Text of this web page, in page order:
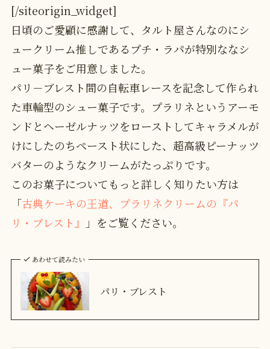
[/siteorigin_widget]
日頃のご愛顧に感謝して、タルト屋さんなのにシ
ュークリーム推しであるプチ・ラパが特別ななシ
ュー菓子をご用意しました。
パリ－ブレスト間の自転車レースを記念して作られ
た車輪型のシュー菓子です。プラリネというアーモ
ンドとヘーゼルナッツをローストしてキャラメルが
けにしたのちペースト状にした、超高級ピーナッツ
バターのようなクリームがたっぷりです。
このお菓子についてもっと詳しく知りたい方は
「古典ケーキの王道、プラリネクリームの『パ
リ・ブレスト』
」をご覧ください。
あわせて読みたい
パリ・ブレスト